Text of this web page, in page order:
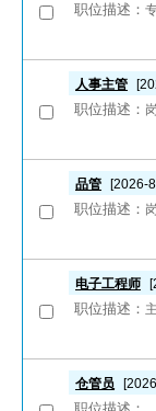
职位描述：
人事主管
职位描述：
品管 [2026-
职位描述：
电子工程师
职位描述：
仓管员